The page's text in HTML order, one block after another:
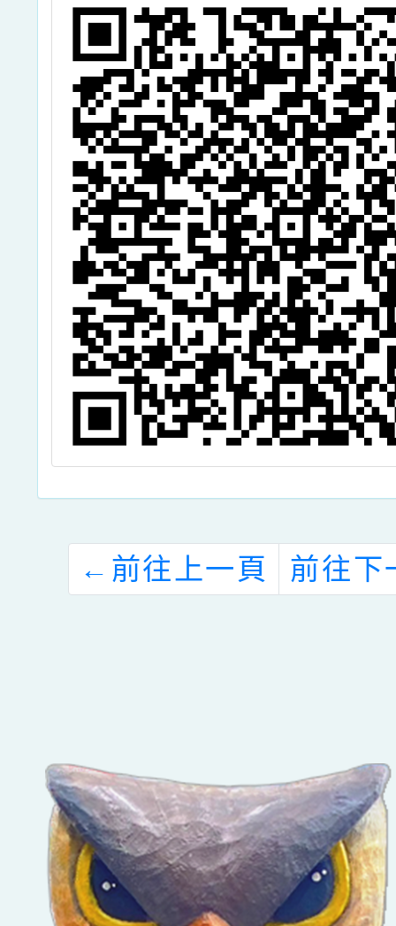
推動國民中小學
本土教育本土語
文補充教材課文
及教學活動設計
徵選作品發 表
會」流程表1
份。
← 前往上一頁 前往下